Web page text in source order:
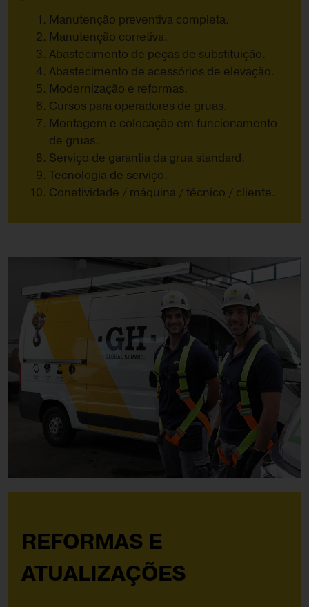
Manutenção preventiva completa.
Manutenção corretiva.
Abastecimento de peças de substituição.
Abastecimento de acessórios de elevação.
Modernização e reformas.
Cursos para operadores de gruas.
Montagem e colocação em funcionamento
de gruas.
Serviço de garantia da grua standard.
Tecnologia de serviço.
Conetividade / máquina / técnico / cliente.
REFORMAS E
ATUALIZAÇÕES